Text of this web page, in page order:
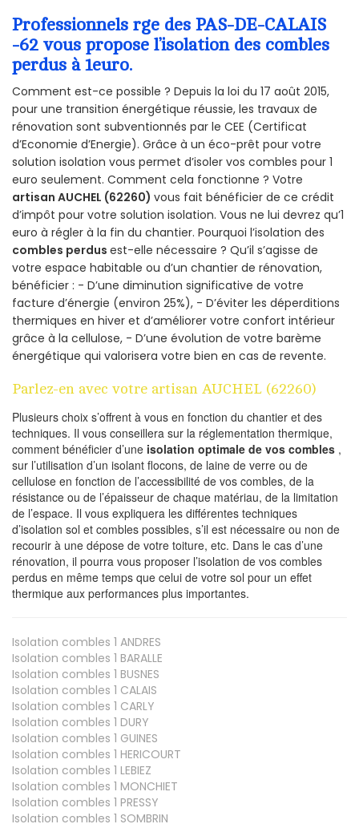
Professionnels rge des PAS-DE-CALAIS
-62 vous propose l’isolation des combles
perdus à 1euro.
Comment est-ce possible ? Depuis la loi du 17 août 2015,
pour une transition énergétique réussie, les travaux de
rénovation sont subventionnés par le CEE (Certificat
d’Economie d’Energie). Grâce à un éco-prêt pour votre
solution isolation vous permet d’isoler vos combles pour 1
euro seulement. Comment cela fonctionne ? Votre
artisan AUCHEL (62260) vous fait bénéficier de ce crédit
d’impôt pour votre solution isolation. Vous ne lui devrez qu’1
euro à régler à la fin du chantier. Pourquoi l’isolation des
combles perdus est-elle nécessaire ? Qu’il s’agisse de
votre espace habitable ou d’un chantier de rénovation,
bénéficier : - D’une diminution significative de votre
facture d’énergie (environ 25%), - D’éviter les déperditions
thermiques en hiver et d’améliorer votre confort intérieur
grâce à la cellulose, - D’une évolution de votre barème
énergétique qui valorisera votre bien en cas de revente.
Parlez-en avec votre artisan AUCHEL (62260)
Plusieurs choix s’offrent à vous en fonction du chantier et des
techniques. Il vous conseillera sur la réglementation thermique,
comment bénéficier d’une isolation optimale de vos combles ,
sur l’utilisation d’un isolant flocons, de laine de verre ou de
cellulose en fonction de l’accessibilité de vos combles, de la
résistance ou de l’épaisseur de chaque matériau, de la limitation
de l’espace. Il vous expliquera les différentes techniques
d’isolation sol et combles possibles, s’il est nécessaire ou non de
recourir à une dépose de votre toiture, etc. Dans le cas d’une
rénovation, il pourra vous proposer l’isolation de vos combles
perdus en même temps que celui de votre sol pour un effet
thermique aux performances plus importantes.
Isolation combles 1 ANDRES
Isolation combles 1 BARALLE
Isolation combles 1 BUSNES
Isolation combles 1 CALAIS
Isolation combles 1 CARLY
Isolation combles 1 DURY
Isolation combles 1 GUINES
Isolation combles 1 HERICOURT
Isolation combles 1 LEBIEZ
Isolation combles 1 MONCHIET
Isolation combles 1 PRESSY
Isolation combles 1 SOMBRIN